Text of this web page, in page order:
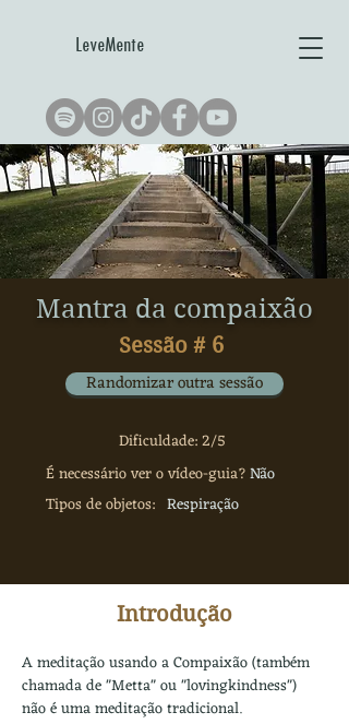
LeveMente
Mantra da compaixão
Sessão # 6
Randomizar outra sessão
Dificuldade: 2/5
É necessário ver o vídeo-guia?Não
Tipos de objetos: Respiração
Introdução
A meditação usando a Compaixão (também
chamada de "Metta" ou "lovingkindness")
não é uma meditação tradicional.